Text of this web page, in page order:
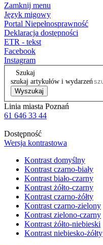
Zamknij menu
Język migowy
Portal Niepełnosprawność
Deklaracja dostępności
ETR - tekst
Facebook
Instagram
Szukaj
szukaj artykułów i wydarzeń
Wyszukaj
Linia miasta Poznań
61 646 33 44
Dostępność
Wersja kontrastowa
Kontrast domyślny
Kontrast czarno-biały
Kontrast biało-czarny
Kontrast żółto-czarny
Kontrast czarno-żółty
Kontrast czarno-zielony
Kontrast zielono-czarny
Kontrast żółto-niebieski
Kontrast niebiesko-żółty